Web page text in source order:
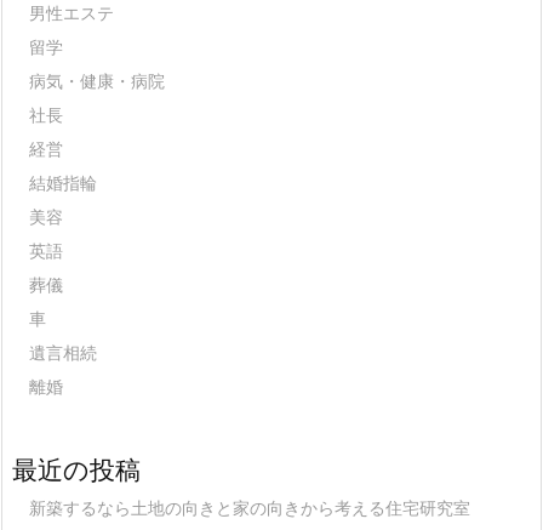
男性エステ
留学
病気・健康・病院
社長
経営
結婚指輪
美容
英語
葬儀
車
遺言相続
離婚
最近の投稿
新築するなら土地の向きと家の向きから考える住宅研究室